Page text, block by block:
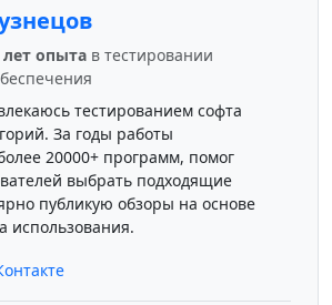
лет опыта в тестировании
тестированием софта
За годы работы
20000+ программ, помог
выбрать подходящие
публикую обзоры на основе
использования.